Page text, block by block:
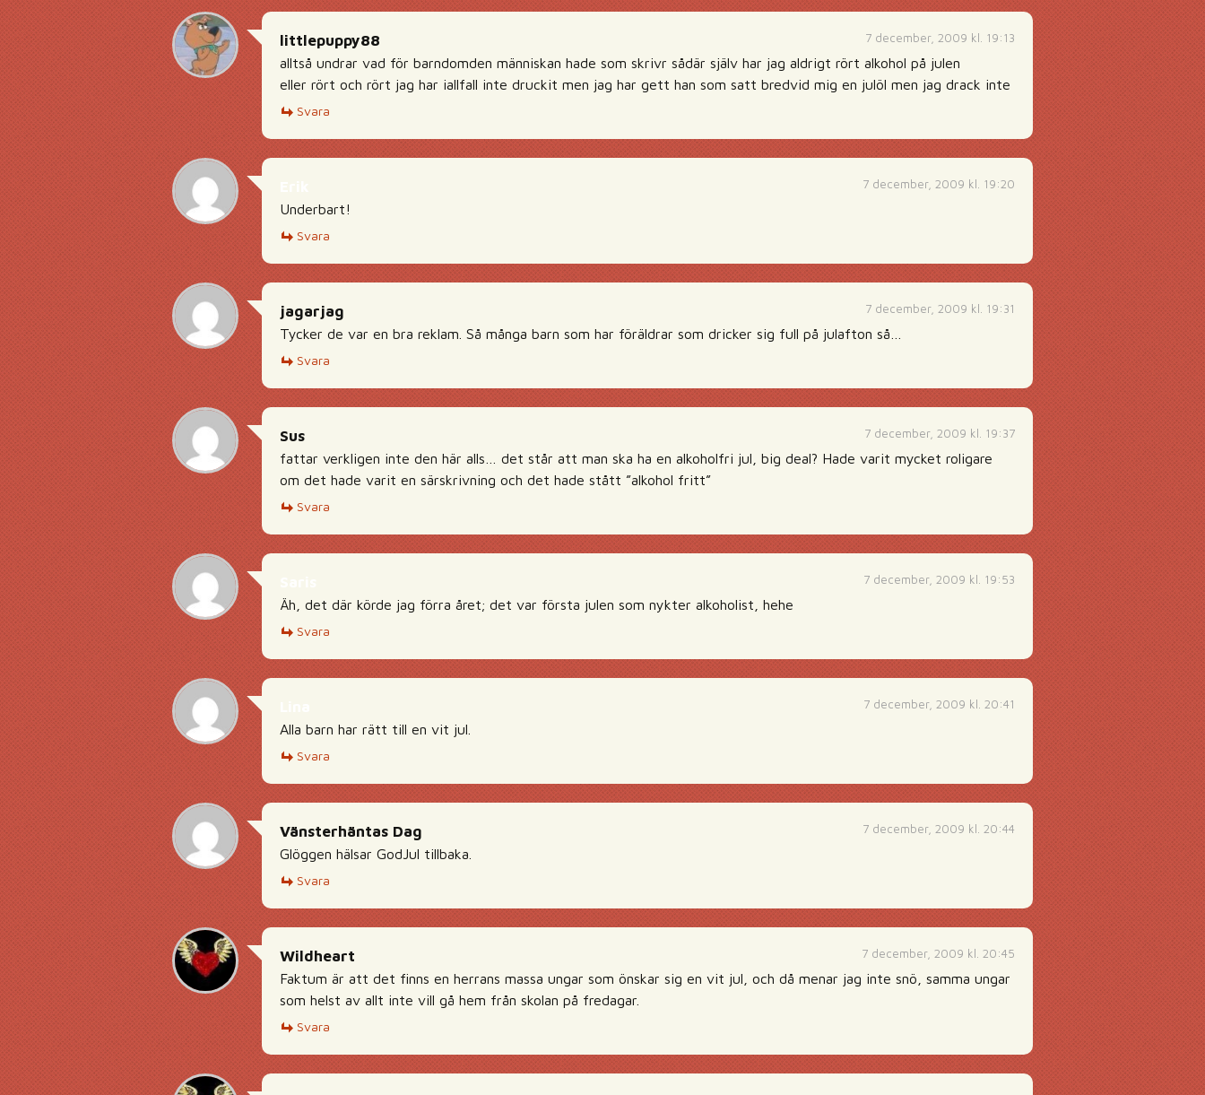
7 december, 2009 kl. 19:13
littlepuppy88
alltså undrar vad för barndomden människan hade som skrivr sådär själv har jag aldrigt rört alkohol på julen
eller rört och rört jag har iallfall inte druckit men jag har gett han som satt bredvid mig en julöl men jag drack inte
Svara
7 december, 2009 kl. 19:20
Underbart!
Svara
7 december, 2009 kl. 19:31
jagarjag
Tycker de var en bra reklam. Så många barn som har föräldrar som dricker sig full på julafton så…
Svara
7 december, 2009 kl. 19:37
Sus
fattar verkligen inte den här alls… det står att man ska ha en alkoholfri jul, big deal? Hade varit mycket roligare
om det hade varit en särskrivning och det hade stått ”alkohol fritt”
Svara
7 december, 2009 kl. 19:53
Äh, det där körde jag förra året; det var första julen som nykter alkoholist, hehe
Svara
7 december, 2009 kl. 20:41
Alla barn har rätt till en vit jul.
Svara
7 december, 2009 kl. 20:44
Vänsterhäntas Dag
Glöggen hälsar GodJul tillbaka.
Svara
7 december, 2009 kl. 20:45
Wildheart
Faktum är att det finns en herrans massa ungar som önskar sig en vit jul, och då menar jag inte snö, samma ungar
som helst av allt inte vill gå hem från skolan på fredagar.
Svara